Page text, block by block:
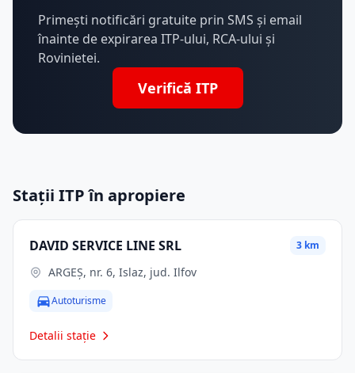
Primești notificări gratuite prin SMS și email
înainte de expirarea ITP-ului, RCA-ului și
Rovinietei.
Verifică ITP
Stații ITP în apropiere
DAVID SERVICE LINE SRL 3 km
ARGEŞ, nr. 6, Islaz, jud. Ilfov
Autoturisme
Detalii stație